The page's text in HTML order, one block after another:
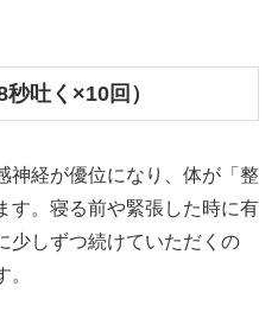
吐く×10回）
神経が優位になり、体が「整
す。寝る前や緊張した時に有
少しずつ続けていただくの